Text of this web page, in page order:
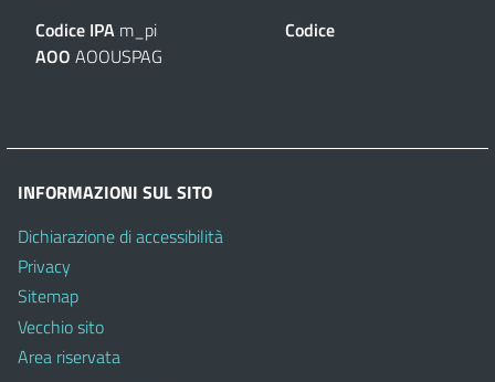
Codice IPA m_pi Codice
AOO AOOUSPAG
INFORMAZIONI SUL SITO
Dichiarazione di accessibilità
Privacy
Sitemap
Vecchio sito
Area riservata